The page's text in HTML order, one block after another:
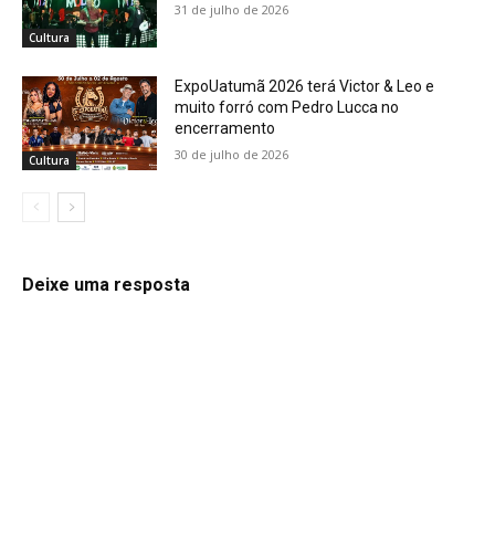
Cultura
31 de julho de 2026
Cultura
ExpoUatumã 2026 terá Victor & Leo e
muito forró com Pedro Lucca no
encerramento
30 de julho de 2026
Deixe uma resposta